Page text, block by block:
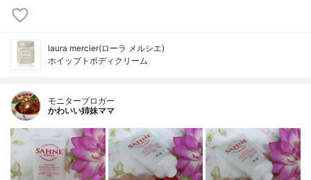
laura mercier(ローラ メルシエ)
ホイップトボディクリーム
モニターブロガー
かわいい姉妹ママ